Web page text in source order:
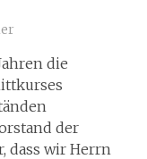
die
der
dass wir Herrn